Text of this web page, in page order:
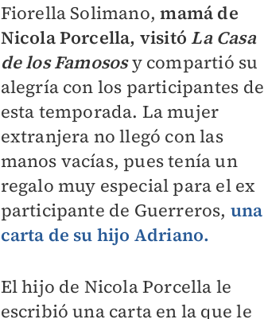
Fiorella Solimano,mamá de
Nicola Porcella, visitó La Casa
de los Famososy compartió su
alegría con los participantes de
esta temporada. La mujer
extranjera no llegó con las
manos vacías, pues tenía un
regalo muy especial para el ex
participante de Guerreros, una
carta de su hijo Adriano.
El hijo de Nicola Porcella le
escribió una carta en la que le